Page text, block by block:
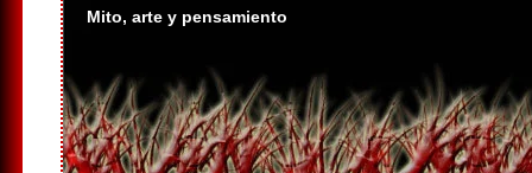
Mito, arte y pensamiento